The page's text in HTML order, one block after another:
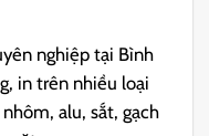
nghiệp tại Bình
in trên nhiều loại
alu, sắt, gạch